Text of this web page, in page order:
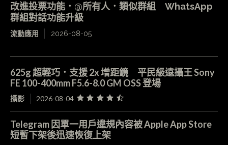
改進投票功能．@所有人．類似群組 WhatsApp
群組對話功能升級
流動應用 2026-08-05
625g 超輕巧．支援 2x 增距鏡 平民級遠攝王 Sony
FE 100-400mm F5.6-8.0 GM OSS 登場
攝影 2026-08-04
Telegram 因單一用戶違規內容被 Apple App Store
短暫下架後迅速恢復上架